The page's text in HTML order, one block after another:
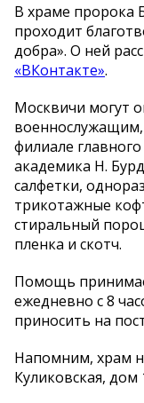
В храме пророка
проходит
добра». О ней
«ВКонтакте».
Москвичи могут
филиале
академика Н.
салфетки,
трикотажные
стиральный
пленка и скотч.
Помощь
ежедневно с 8
приносить на
Напомним, храм
Куликовская, дом